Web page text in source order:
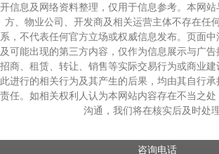
开信息及网络资料整理，仅用于信息参考。本网
方、物业公司、开发商及相关运营主体不存在任
系，不代表任何官方立场或权威信息发布。页面
及可能出现的第三方内容，仅作为信息展示与广
招商、租赁、转让、销售等实际交易行为或商业
此进行的相关行为及其产生的后果，均由其自行
责任。如相关权利人认为本网站内容存在不当之
沟通，我们将在核实后及时处理
咨询电话